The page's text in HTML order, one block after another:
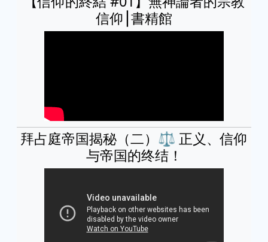
信仰⎮書精館
拜占庭帝国揭秘（二）⚖️ 正义、信仰
与帝国的终结！